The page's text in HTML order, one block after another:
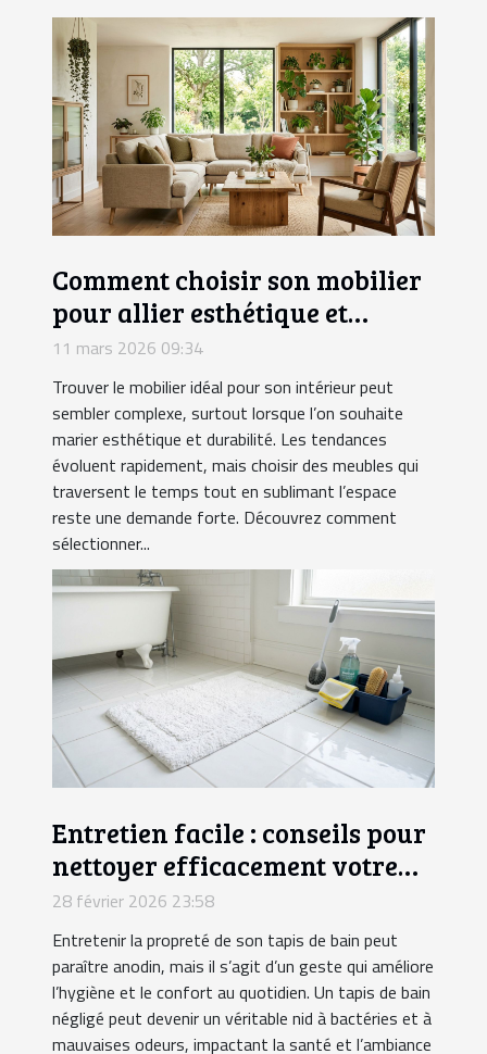
Comment choisir son mobilier
pour allier esthétique et
durabilité?
11 mars 2026 09:34
Trouver le mobilier idéal pour son intérieur peut
sembler complexe, surtout lorsque l’on souhaite
marier esthétique et durabilité. Les tendances
évoluent rapidement, mais choisir des meubles qui
traversent le temps tout en sublimant l’espace
reste une demande forte. Découvrez comment
sélectionner...
Entretien facile : conseils pour
nettoyer efficacement votre
tapis de bain
28 février 2026 23:58
Entretenir la propreté de son tapis de bain peut
paraître anodin, mais il s’agit d’un geste qui améliore
l’hygiène et le confort au quotidien. Un tapis de bain
négligé peut devenir un véritable nid à bactéries et à
mauvaises odeurs, impactant la santé et l’ambiance